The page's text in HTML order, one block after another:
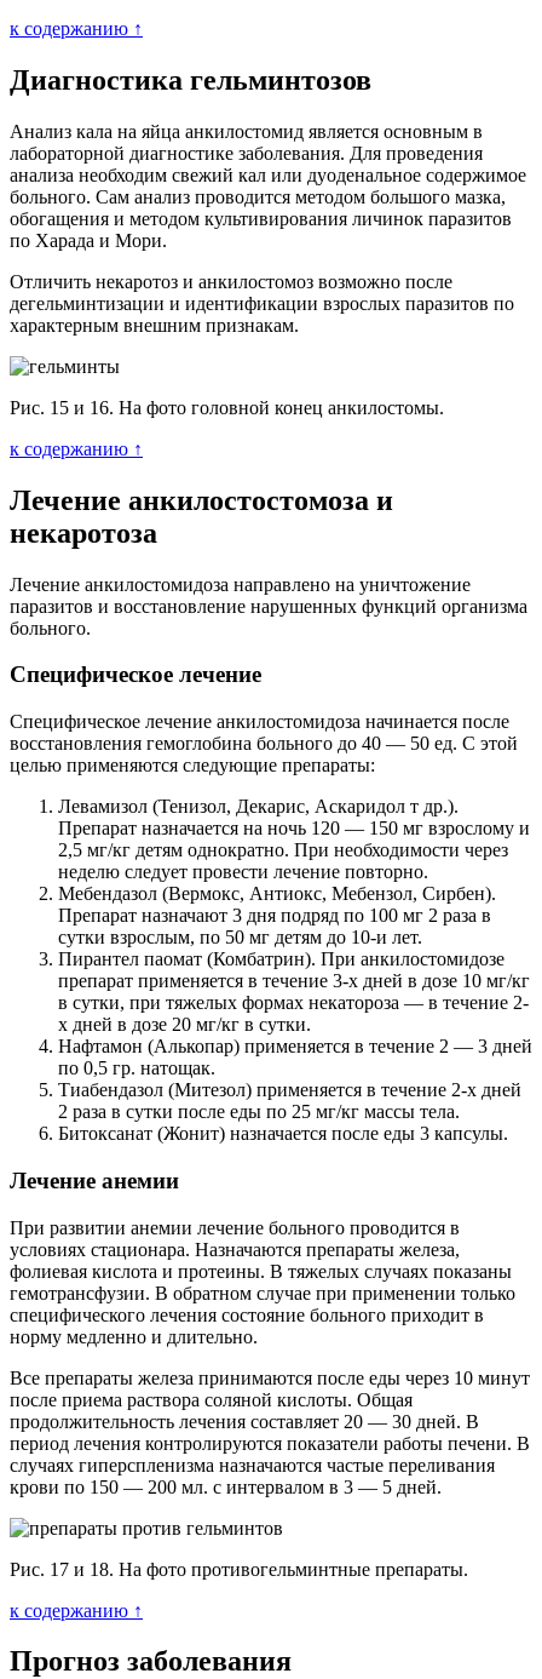
к содержанию ↑
Диагностика гельминтозов
Анализ кала на яйца анкилостомид является основным в
лабораторной диагностике заболевания. Для проведения
анализа необходим свежий кал или дуоденальное содержимое
больного. Сам анализ проводится методом большого мазка,
обогащения и методом культивирования личинок паразитов
по Харада и Мори.
Отличить некаротоз и анкилостомоз возможно после
дегельминтизации и идентификации взрослых паразитов по
характерным внешним признакам.
Рис. 15 и 16. На фото головной конец анкилостомы.
к содержанию ↑
Лечение анкилостостомоза и
некаротоза
Лечение анкилостомидоза направлено на уничтожение
паразитов и восстановление нарушенных функций организма
больного.
Специфическое лечение
Специфическое лечение анкилостомидоза начинается после
восстановления гемоглобина больного до 40 — 50 ед. С этой
целью применяются следующие препараты:
Левамизол (Тенизол, Декарис, Аскаридол т др.).
Препарат назначается на ночь 120 — 150 мг взрослому и
2,5 мг/кг детям однократно. При необходимости через
неделю следует провести лечение повторно.
Мебендазол (Вермокс, Антиокс, Мебензол, Сирбен).
Препарат назначают 3 дня подряд по 100 мг 2 раза в
сутки взрослым, по 50 мг детям до 10-и лет.
Пирантел паомат (Комбатрин). При анкилостомидозе
препарат применяется в течение 3-х дней в дозе 10 мг/кг
в сутки, при тяжелых формах некатороза — в течение 2-
х дней в дозе 20 мг/кг в сутки.
Нафтамон (Алькопар) применяется в течение 2 — 3 дней
по 0,5 гр. натощак.
Тиабендазол (Митезол) применяется в течение 2-х дней
2 раза в сутки после еды по 25 мг/кг массы тела.
Битоксанат (Жонит) назначается после еды 3 капсулы.
Лечение анемии
При развитии анемии лечение больного проводится в
условиях стационара. Назначаются препараты железа,
фолиевая кислота и протеины. В тяжелых случаях показаны
гемотрансфузии. В обратном случае при применении только
специфического лечения состояние больного приходит в
норму медленно и длительно.
Все препараты железа принимаются после еды через 10 минут
после приема раствора соляной кислоты. Общая
продолжительность лечения составляет 20 — 30 дней. В
период лечения контролируются показатели работы печени. В
случаях гиперспленизма назначаются частые переливания
крови по 150 — 200 мл. с интервалом в 3 — 5 дней.
Рис. 17 и 18. На фото противогельминтные препараты.
к содержанию ↑
Прогноз заболевания